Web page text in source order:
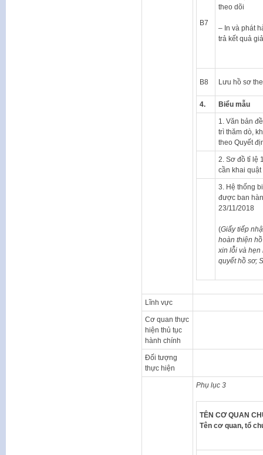
B7
theo dõi
– In và phát
trả kết quả
B8 Lưu hồ sơ
4. Biểu mẫu
1. Văn bản
trì thăm dò,
theo Quyết
2. Sơ đồ tỉ lệ
cần khai quật
3. Hệ thống
được ban
23/11/2018
(Giấy tiếp
hoàn thiện
xin lỗi và hẹn
quyết hồ sơ;
Lĩnh vực
Cơ quan thực
hiện thủ tục
hành chính
Đối tượng
thực hiện
Phụ lục 3
TÊN CƠ QUAN
Tên cơ quan, tổ